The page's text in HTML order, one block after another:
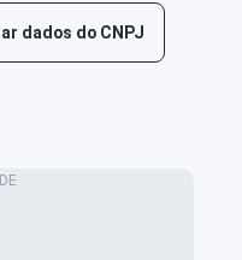
dados do CNPJ